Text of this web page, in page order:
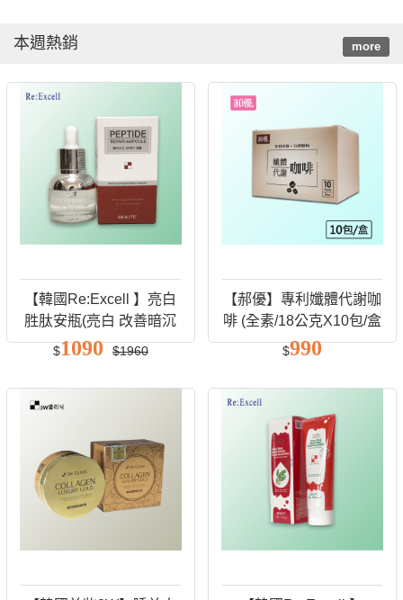
本週熱銷 more
【韓國Re:Excell 】亮白
胜肽安瓶(亮白 改善暗沉
均勻
$1090 $1960
【郝優】專利孅體代謝咖
啡 (全素/18公克X10包/盒
)
$990